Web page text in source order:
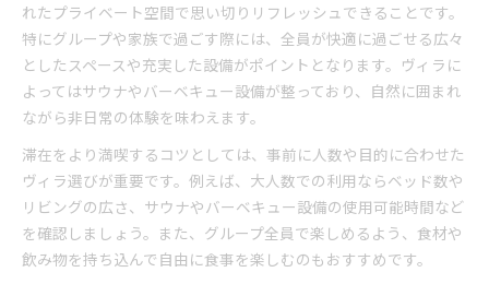
れたプライベート空間で思い切りリフレッシュできることです。
特にグループや家族で過ごす際には、全員が快適に過ごせる広々
としたスペースや充実した設備がポイントとなります。ヴィラに
よってはサウナやバーベキュー設備が整っており、自然に囲まれ
ながら非日常の体験を味わえます。
滞在をより満喫するコツとしては、事前に人数や目的に合わせた
ヴィラ選びが重要です。例えば、大人数での利用ならベッド数や
リビングの広さ、サウナやバーベキュー設備の使用可能時間など
を確認しましょう。また、グループ全員で楽しめるよう、食材や
飲み物を持ち込んで自由に食事を楽しむのもおすすめです。